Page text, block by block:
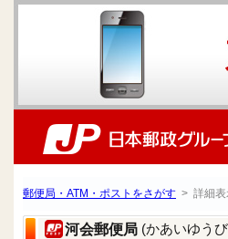
郵便局・ATM・ポストをさがす > 詳細表
河会郵便局 (かあいゆう